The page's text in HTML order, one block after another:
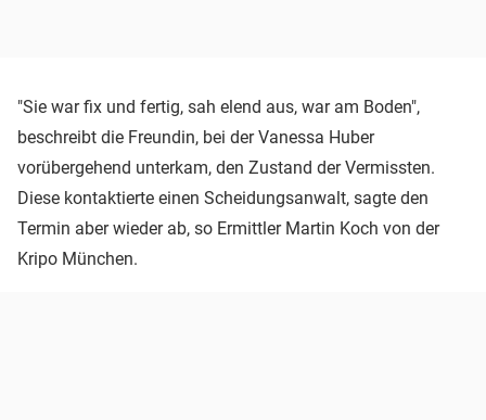
"Sie war fix und fertig, sah elend aus, war am Boden",
beschreibt die Freundin, bei der Vanessa Huber
vorübergehend unterkam, den Zustand der Vermissten.
Diese kontaktierte einen Scheidungsanwalt, sagte den
Termin aber wieder ab, so Ermittler Martin Koch von der
Kripo München.